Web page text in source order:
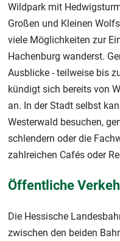
Wildpark mit
Großen und Kleinen
viele Möglichkeiten zur
Hachenburg wanderst.
Ausblicke - teilweise bis
kündigt sich bereits von
an. In der Stadt selbst
Westerwald besuchen,
schlendern oder die
zahlreichen Cafés oder
Öffentliche
Die Hessische
zwischen den beiden